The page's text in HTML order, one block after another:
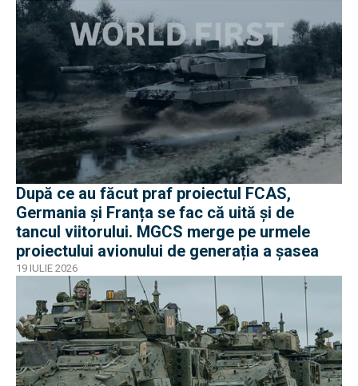
După ce au făcut praf proiectul FCAS,
Germania și Franța se fac că uită și de
tancul viitorului. MGCS merge pe urmele
proiectului avionului de generația a șasea
19 IULIE 2026